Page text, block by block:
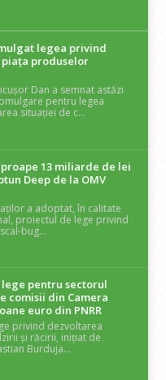
legea privind
produselor
Dan a semnat astăzi
pentru legea
situației de c...
13 miliarde de lei
Deep de la OMV
a adoptat, în calitate
proiectul de lege privind
bug...
pentru sectorul
comisii din Camera
euro din PNRR
privind dezvoltarea
și răcirii, inițiat de
Burduja...